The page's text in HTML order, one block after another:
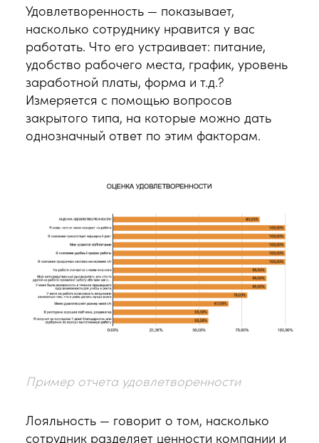
Удовлетворенность — показывает,
насколько сотруднику нравится у вас
работать. Что его устраивает: питание,
удобство рабочего места, график, уровень
заработной платы, форма и т.д.?
Измеряется с помощью вопросов
закрытого типа, на которые можно дать
однозначный ответ по этим факторам.
Пример отчета удовлетворенности
Лояльность — говорит о том, насколько
сотрудник разделяет ценности компании и